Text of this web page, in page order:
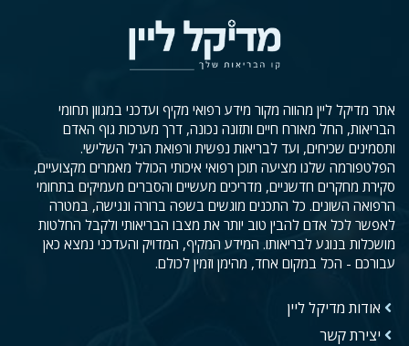
אתר מדיקל ליין מהווה מקור מידע רפואי מקיף ועדכני במגוון תחומי
הבריאות, החל מאורח חיים ותזונה נכונה, דרך מערכות גוף האדם
ותסמינים שכיחים, ועד לבריאות נפשית ורפואת הגיל השלישי.
הפלטפורמה שלנו מציעה תוכן רפואי איכותי הכולל מאמרים מקצועיים,
סקירת מחקרים חדשניים, מדריכים מעשיים והסברים מעמיקים בתחומי
הרפואה השונים. כל התכנים מוגשים בשפה ברורה ונגישה, במטרה
לאפשר לכל אדם להבין טוב יותר את מצבו הבריאותי ולקבל החלטות
מושכלות בנוגע לבריאותו. המידע המקיף, המדויק והעדכני נמצא כאן
עבורכם - הכל במקום אחד, מהימן וזמין לכולם.
אודות מדיקל ליין
יצירת קשר